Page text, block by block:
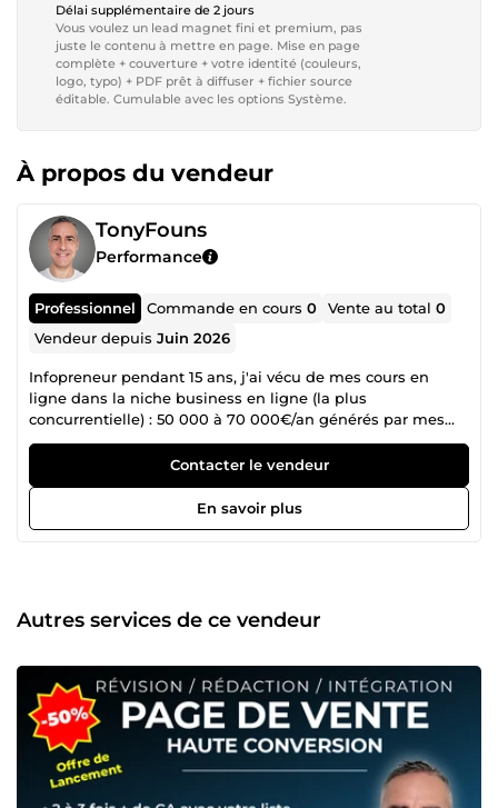
Délai supplémentaire de 2 jours
Vous voulez un lead magnet fini et premium, pas
juste le contenu à mettre en page. Mise en page
complète + couverture + votre identité (couleurs,
logo, typo) + PDF prêt à diffuser + fichier source
éditable. Cumulable avec les options Système.
À propos du vendeur
TonyFouns
Performance
Professionnel Commande en cours0 Vente au total0
Vendeur depuisJuin 2026
Infopreneur pendant 15 ans, j'ai vécu de mes cours en
ligne dans la niche business en ligne (la plus
concurrentielle) : 50 000 à 70 000€/an générés par mes
pages et séquences d'emails. Mes pages de capture
convertisse 40 à 50% du trafic, mes pages de vente 2 à 3%
de ma liste à chaque lancement. Aujourd'hui, j'écris pour
vous les pages que j'écrivais pour moi. Ce que je fais : des
pages de vente, de capture (landing pages) et des
et de ses mots à lui, jamais d'un template. Ce que je ne
fais pas : de la copie générique interchangeable, ni de
commence par la recherche (votre avatar, votre offre, vos
concurrents) et finit quand la page se lit d'un trait, du titre
au bouton de commande. Parlons de vos besoins.
Contacter le vendeur
En savoir plus
Autres services de ce vendeur